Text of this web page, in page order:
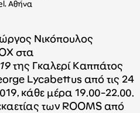
Αθήνα
Νικόπουλος
στα
της Γκαλερί Καππάτος
Lycabettus από τις 24
κάθε μέρα 19.00-22.00.
των ROOMS από